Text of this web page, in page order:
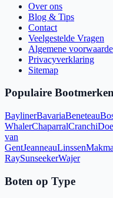
Over ons
Blog & Tips
Contact
Veelgestelde Vragen
Algemene
Privacyverklaring
Sitemap
Populaire
BaylinerBavariaBeneteau
WhalerChaparralCranchi
van
GentJeanneauLinssenMakma
RaySunseekerWajer
Boten op Type